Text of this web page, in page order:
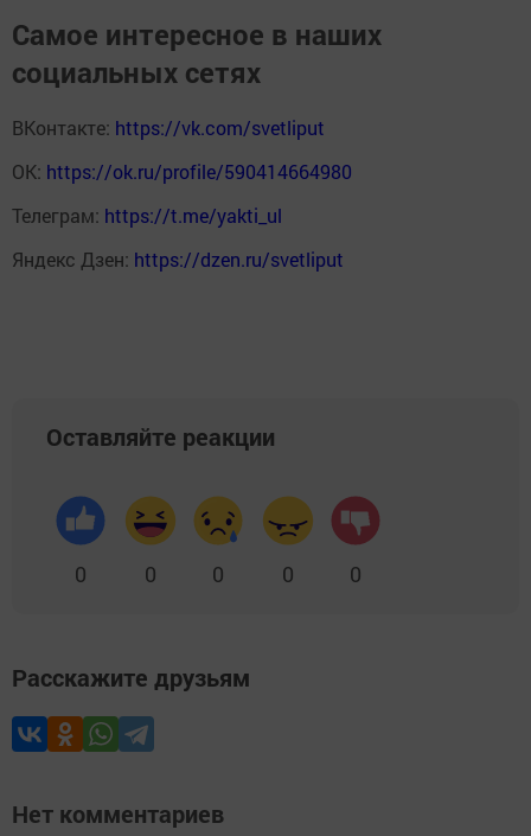
Самое интересное в наших
социальных сетях
ВКонтакте: https://vk.com/svetliput
ОК: https://ok.ru/profile/590414664980
Телеграм: https://t.me/yakti_ul
Яндекс Дзен: https://dzen.ru/svetliput
Оставляйте реакции
0 0 0 0 0
Расскажите друзьям
Нет комментариев